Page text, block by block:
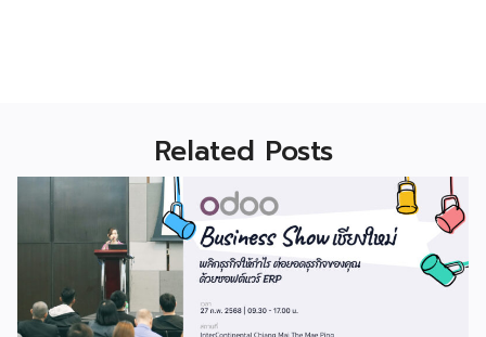
Related Posts